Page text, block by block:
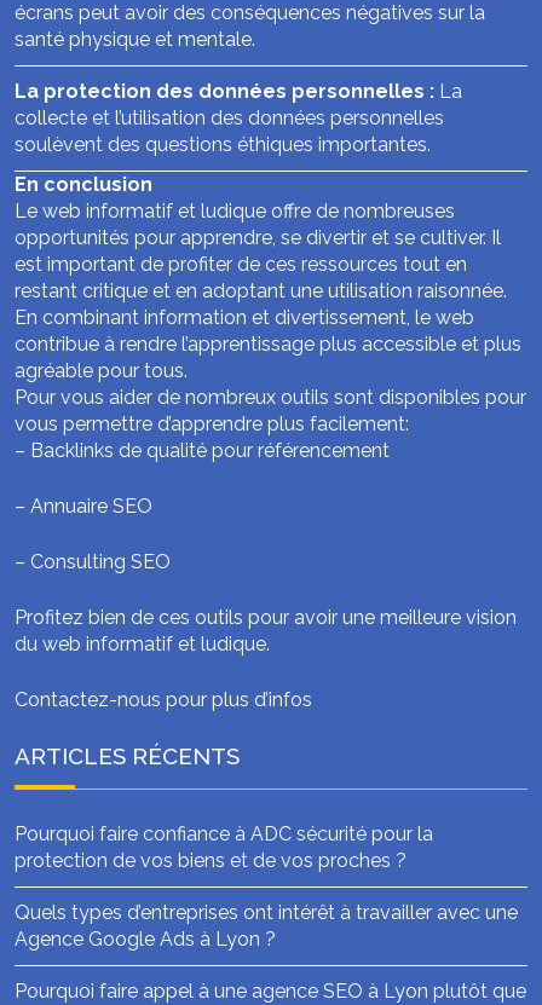
écrans peut avoir des conséquences négatives sur la
santé physique et mentale.
La protection des données personnelles : La
collecte et l’utilisation des données personnelles
soulèvent des questions éthiques importantes.
En conclusion
Le web informatif et ludique offre de nombreuses
opportunités pour apprendre, se divertir et se cultiver. Il
est important de profiter de ces ressources tout en
restant critique et en adoptant une utilisation raisonnée.
En combinant information et divertissement, le web
contribue à rendre l’apprentissage plus accessible et plus
agréable pour tous.
Pour vous aider de nombreux outils sont disponibles pour
vous permettre d’apprendre plus facilement:
– Backlinks de qualité pour référencement
– Annuaire SEO
– Consulting SEO
Profitez bien de ces outils pour avoir une meilleure vision
du web informatif et ludique.
Contactez-nous pour plus d’infos
ARTICLES RÉCENTS
Pourquoi faire confiance à ADC sécurité pour la
protection de vos biens et de vos proches ?
Quels types d’entreprises ont intérêt à travailler avec une
Agence Google Ads à Lyon ?
Pourquoi faire appel à une agence SEO à Lyon plutôt que